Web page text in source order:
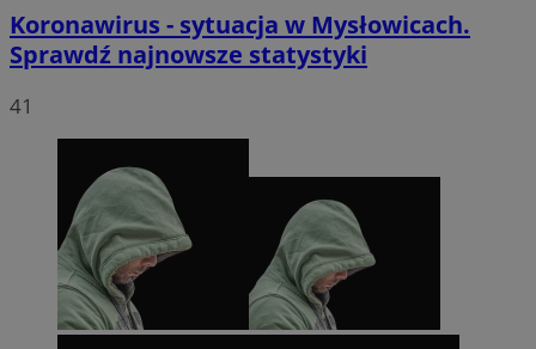
Koronawirus - sytuacja w Mysłowicach.
Sprawdź najnowsze statystyki
41